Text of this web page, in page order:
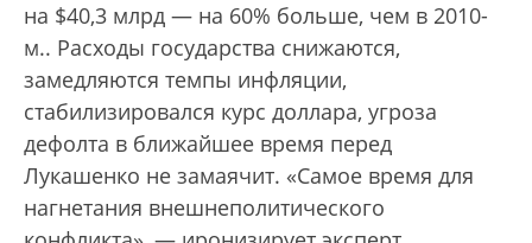
на $40,3 млрд — на 60% больше, чем в 2010-
м.. Расходы государства снижаются,
замедляются темпы инфляции,
стабилизировался курс доллара, угроза
дефолта в ближайшее время перед
Лукашенко не замаячит. «Самое время для
нагнетания внешнеполитического